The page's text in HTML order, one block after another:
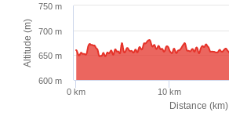
Distance (km)
Altitude (m)
0 km 10 km
600 m
650 m
700 m
750 m